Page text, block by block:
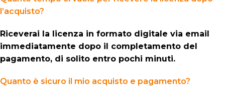
l’acquisto?
Riceverai la licenza in formato digitale via email
immediatamente dopo il completamento del
pagamento, di solito entro pochi minuti.
Quanto è sicuro il mio acquisto e pagamento?